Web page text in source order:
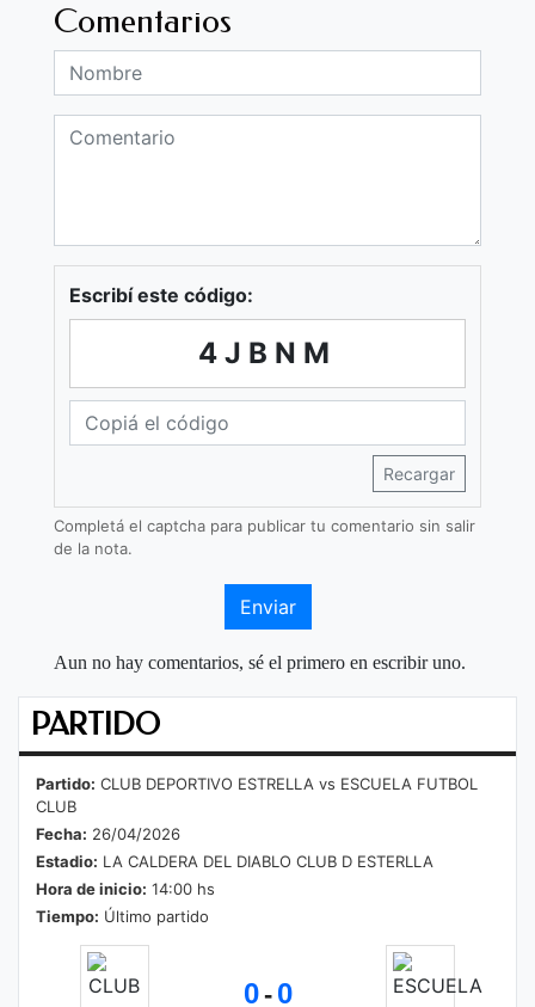
Comentarios
Escribí este código:
4JBNM
Recargar
Completá el captcha para publicar tu comentario sin salir
de la nota.
Enviar
Aun no hay comentarios, sé el primero en escribir uno.
PARTIDO
Partido: CLUB DEPORTIVO ESTRELLA vs ESCUELA FUTBOL
CLUB
Fecha: 26/04/2026
Estadio: LA CALDERA DEL DIABLO CLUB D ESTERLLA
Hora de inicio: 14:00 hs
Tiempo: Último partido
0- 0